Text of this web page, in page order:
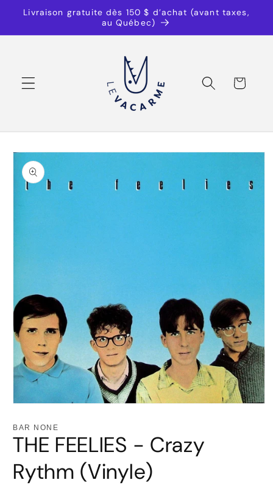
passer
Livraison gratuite dès 150 $ d’achat (avant taxes,
au Québec)
Panier
Passer aux
informations
produits
média
dans
une
fenêtre
modale
BAR NONE
THE FEELIES - Crazy
Rythm (Vinyle)